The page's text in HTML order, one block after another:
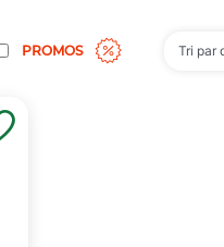
PROMOS